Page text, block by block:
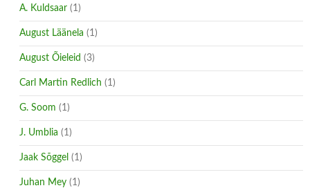
A. Kuldsaar (1)
August Läänela (1)
August Õieleid (3)
Carl Martin Redlich (1)
G. Soom (1)
J. Umblia (1)
Jaak Sõggel (1)
Juhan Mey (1)